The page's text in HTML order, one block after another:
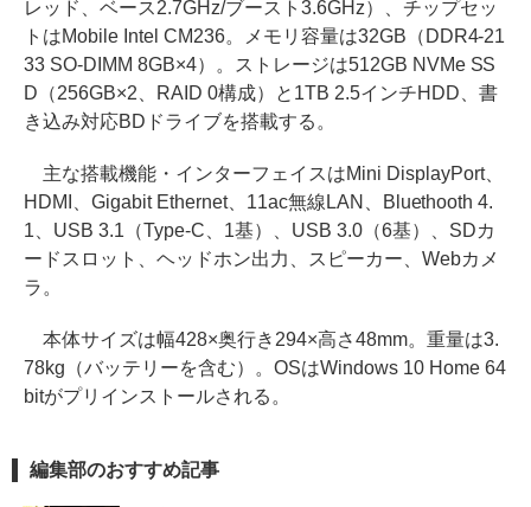
レッド、ベース2.7GHz/ブースト3.6GHz）、チップセッ
トはMobile Intel CM236。メモリ容量は32GB（DDR4-21
33 SO-DIMM 8GB×4）。ストレージは512GB NVMe SS
D（256GB×2、RAID 0構成）と1TB 2.5インチHDD、書
き込み対応BDドライブを搭載する。
主な搭載機能・インターフェイスはMini DisplayPort、
HDMI、Gigabit Ethernet、11ac無線LAN、Bluethooth 4.
1、USB 3.1（Type-C、1基）、USB 3.0（6基）、SDカ
ードスロット、ヘッドホン出力、スピーカー、Webカメ
ラ。
本体サイズは幅428×奥行き294×高さ48mm。重量は3.
78kg（バッテリーを含む）。OSはWindows 10 Home 64
bitがプリインストールされる。
編集部のおすすめ記事